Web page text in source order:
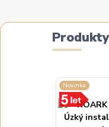
Novinka